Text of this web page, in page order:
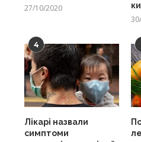
27/10/2020
4
Лікарі назвали
симптоми